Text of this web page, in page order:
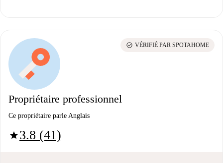
Propriétaire professionnel
Ce propriétaire parle Anglais
star3.8 (41)
check_circle VÉRIFIÉ PAR SPOTAHOME